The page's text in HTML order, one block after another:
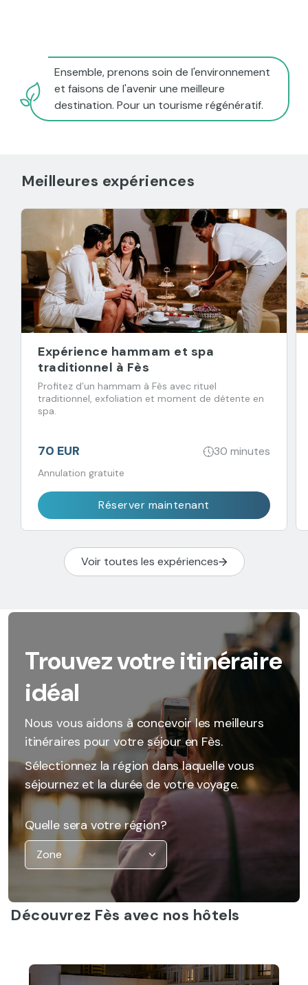
Ensemble, prenons soin de l'environnement
et faisons de l'avenir une meilleure
destination. Pour un tourisme régénératif.
Meilleures expériences
Expérience hammam et spa
traditionnel à Fès
Profitez d’un hammam à Fès avec rituel
traditionnel, exfoliation et moment de détente en
spa.
70 EUR 30 minutes
Annulation gratuite
Réserver maintenant
Voir toutes les expériences
Trouvez votre itinéraire
idéal
Nous vous aidons à concevoir les meilleurs
itinéraires pour votre séjour en Fès.
Sélectionnez la région dans laquelle vous
séjournez et la durée de votre voyage.
Quelle sera votre région?
Découvrez Fès avec nos hôtels